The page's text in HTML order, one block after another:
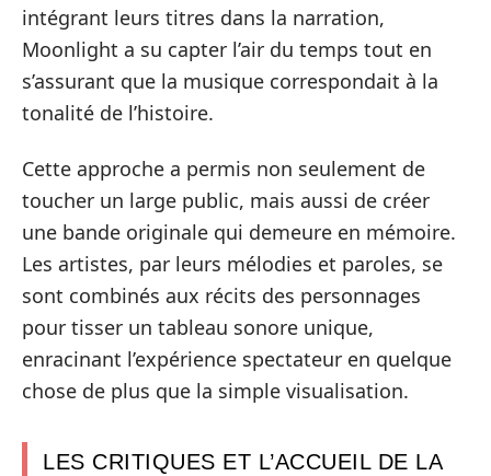
intégrant leurs titres dans la narration,
Moonlight a su capter l’air du temps tout en
s’assurant que la musique correspondait à la
tonalité de l’histoire.
Cette approche a permis non seulement de
toucher un large public, mais aussi de créer
une bande originale qui demeure en mémoire.
Les artistes, par leurs mélodies et paroles, se
sont combinés aux récits des personnages
pour tisser un tableau sonore unique,
enracinant l’expérience spectateur en quelque
chose de plus que la simple visualisation.
LES CRITIQUES ET L’ACCUEIL DE LA